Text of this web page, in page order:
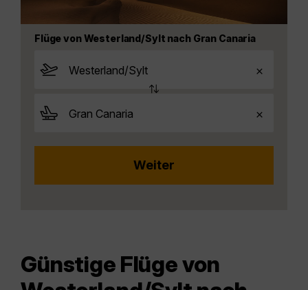
Flüge von Westerland/Sylt nach Gran Canaria
Günstige Flüge von